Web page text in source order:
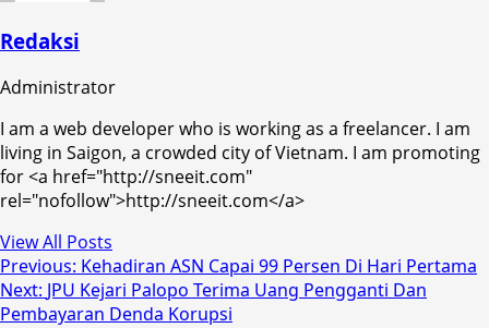
Redaksi
Administrator
I am a web developer who is working as a freelancer. I am
living in Saigon, a crowded city of Vietnam. I am promoting
for <a href="http://sneeit.com"
rel="nofollow">http://sneeit.com</a>
View All Posts
Post
navigation
Previous: Kehadiran ASN Capai 99 Persen Di Hari Pertama
Next: JPU Kejari Palopo Terima Uang Pengganti Dan
Pembayaran Denda Korupsi